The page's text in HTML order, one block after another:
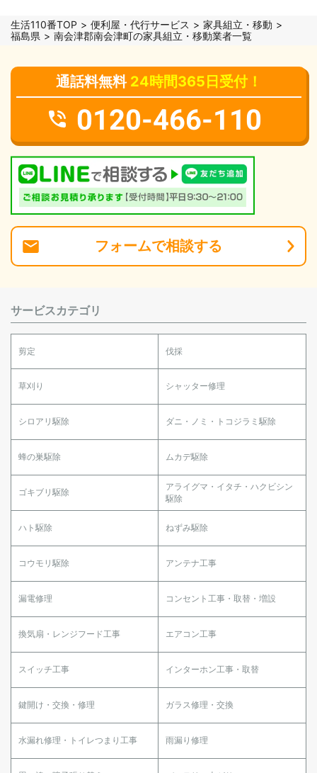
生活110番TOP 便利屋・代行サービス
家具組立・移動
福島県
南会津郡南会津町の家具組立・移動業者一覧
通話料無料 24時間365日受付！
0120-466-110
フォームで相談する
サービスカテゴリ
剪定 伐採
草刈り シャッター修理
シロアリ駆除 ダニ・ノミ・トコジラミ駆除
蜂の巣駆除 ムカデ駆除
ゴキブリ駆除
アライグマ・イタチ・ハクビシン
駆除
ハト駆除 ねずみ駆除
コウモリ駆除 アンテナ工事
漏電修理 コンセント工事・取替・増設
換気扇・レンジフード工事 エアコン工事
スイッチ工事 インターホン工事・取替
鍵開け・交換・修理 ガラス修理・交換
水漏れ修理・トイレつまり工事 雨漏り修理